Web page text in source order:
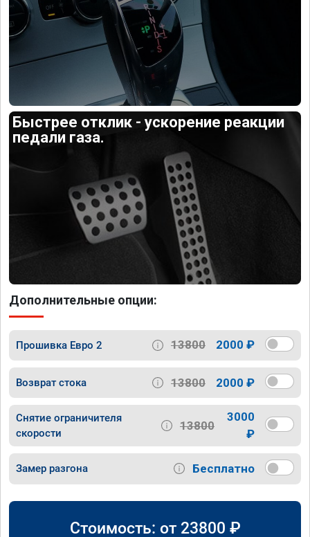
Быстрее отклик - ускорение реакции
педали газа.
Дополнительные опции:
Прошивка Евро 2 13800 2000 ₽
Возврат стока 13800 2000 ₽
Снятие ограничителя
скорости
13800
3000
₽
Замер разгона Бесплатно
Стоимость: от 23800 ₽